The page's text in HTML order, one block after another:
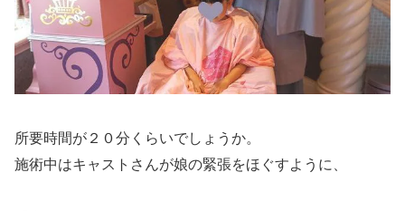
所要時間が２０分くらいでしょうか。
施術中はキャストさんが娘の緊張をほぐすように、